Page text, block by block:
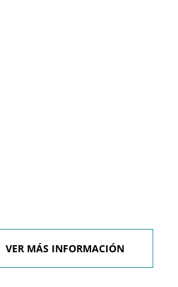
VER MÁS INFORMACIÓN